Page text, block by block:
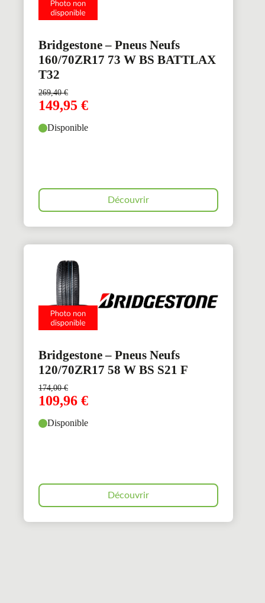
Bridgestone – Pneus Neufs
160/70ZR17 73 W BS BATTLAX
T32
269,40€
149,95 €
Disponible
Découvrir
Bridgestone – Pneus Neufs
120/70ZR17 58 W BS S21 F
174,00€
109,96 €
Disponible
Découvrir